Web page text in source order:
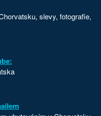
slevy, fotografie,